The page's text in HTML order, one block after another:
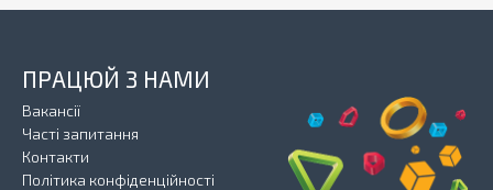
ПРАЦЮЙ З НАМИ
Вакансії
Часті запитання
Контакти
Політика конфіденційності